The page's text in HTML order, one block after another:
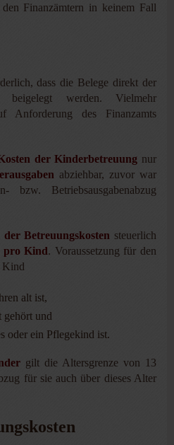
Finanzämtern in keinem Fall
dass die Belege direkt der
beigelegt werden. Vielmehr
des Finanzamts
der Kinderbetreuung nur
abziehbar, zuvor war
bzw. Betriebsausgabenabzug
Betreuungskosten steuerlich
pro Kind. Vor­aussetzung für den
Kind
alt ist,
gehört und
oder ein Pflegekind ist.
gilt die Altersgrenze von 13
für sie auch über dieses Alter